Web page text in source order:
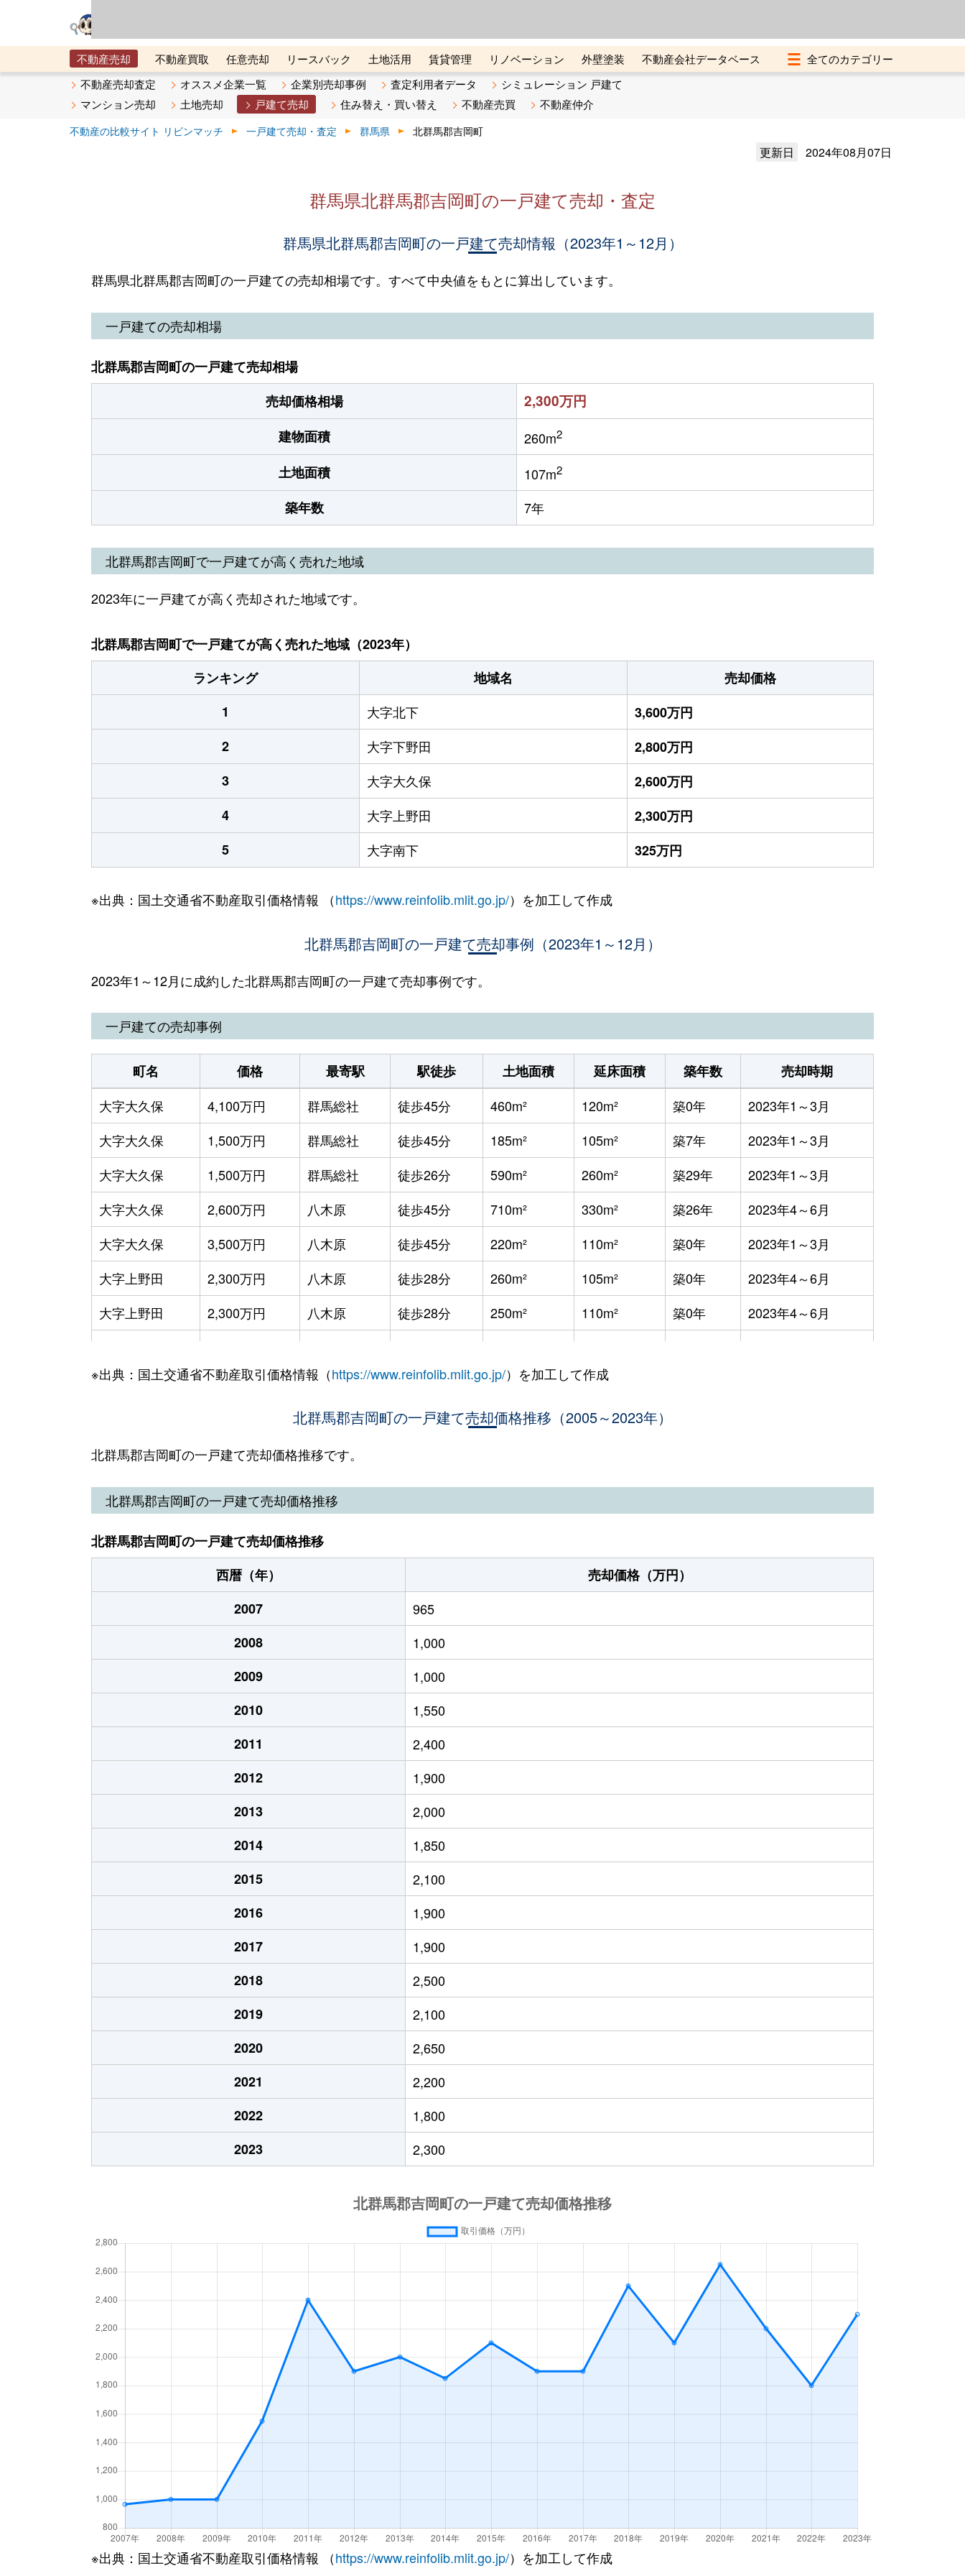
不動産売却 不動産買取 任意売却 リースバック 土地活用 賃貸管理 リノベーション 外壁塗装
不動産会社データベース
メタ住宅展示場
ベスト不動産カンパニー オンライン講座 リビンマガジンBiz 不動産売却ご相談デスク
不動産売却査定 オススメ企業一覧 企業別売却事例 査定利用者データ
シミュレーション 戸建て
マンション売却
土地売却 戸建て売却 住み替え・買い替え 不動産売買 不動産仲介
不動産の比較サイト リビンマッチ 一戸建て売却・査定 群馬県 北群馬郡吉岡町
更新日 2024年08月07日
群馬県北群馬郡吉岡町の一戸建て売却・査定
群馬県北群馬郡吉岡町の一戸建て売却情報（2023年1～12月）
群馬県北群馬郡吉岡町の一戸建ての売却相場です。すべて中央値をもとに算出しています。
一戸建ての売却相場
北群馬郡吉岡町の一戸建て売却相場
売却価格相場
2,300万円
建物面積 260m2
土地面積 107m2
築年数 7年
北群馬郡吉岡町で一戸建てが高く売れた地域
2023年に一戸建てが高く売却された地域です。
北群馬郡吉岡町で一戸建てが高く売れた地域（2023年）
ランキング
地域名
売却価格
1
大字北下
3,600万円
2
大字下野田
2,800万円
3
大字大久保
2,600万円
4
大字上野田
2,300万円
5
大字南下 325万円
※出典：国土交通省不動産取引価格情報 （https://www.reinfolib.mlit.go.jp/）を加工して作成
北群馬郡吉岡町の一戸建て売却事例（2023年1～12月）
2023年1～12月に成約した北群馬郡吉岡町の一戸建て売却事例です。
一戸建ての売却事例
町名 価格 最寄駅 駅徒歩 土地面積 延床面積 築年数
売却時期
大字大久保
4,100万円 群馬総社 徒歩45分 460m² 120m² 築0年
2023年1～3月
大字大久保
1,500万円 群馬総社 徒歩45分 185m² 105m² 築7年
2023年1～3月
大字大久保
1,500万円 群馬総社 徒歩26分 590m² 260m² 築29年
2023年1～3月
大字大久保
2,600万円 八木原 徒歩45分 710m² 330m² 築26年
2023年4～6月
大字大久保
3,500万円 八木原 徒歩45分 220m² 110m² 築0年
2023年1～3月
大字上野田
2,300万円 八木原 徒歩28分 260m² 105m² 築0年
2023年4～6月
大字上野田
2,300万円 八木原 徒歩28分 250m² 110m² 築0年
2023年4～6月
大字北下
4,300万円 八木原 徒歩45分 260m² 100m²
八木原 徒歩45分 260m² -
大字下野田
2,000万円 八木原
大字南下
600万円 八木原 徒歩45分 530m² 100m² -
2023年7～9月
大字南下
50万円 八木原 徒歩45分 350m² 95m² 築30年 2023年1～3月
※出典：国土交通省不動産取引価格情報（https://www.reinfolib.mlit.go.jp/）を加工して作成
北群馬郡吉岡町の一戸建て売却価格推移（2005～2023年）
北群馬郡吉岡町の一戸建て売却価格推移です。
北群馬郡吉岡町の一戸建て売却価格推移
北群馬郡吉岡町の一戸建て売却価格推移
西暦（年）
売却価格（万円）
2007
965
2008
1,000
2009
1,000
2010
1,550
2011
2,400
2012
1,900
2013
2,000
2014
1,850
2015
2,100
2016
1,900
2017
1,900
2018
2,500
2019
2,100
2020
2,650
2021
2,200
2022
1,800
2023
2,300
※出典：国土交通省不動産取引価格情報 （https://www.reinfolib.mlit.go.jp/）を加工して作成